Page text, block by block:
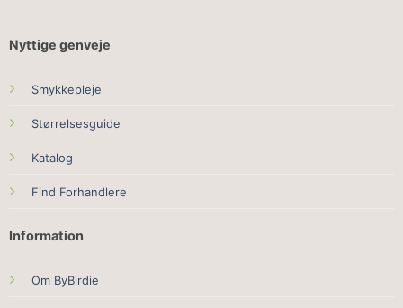
Nyttige genveje
Smykkepleje
Størrelsesguide
Katalog
Find Forhandlere
Information
Om ByBirdie